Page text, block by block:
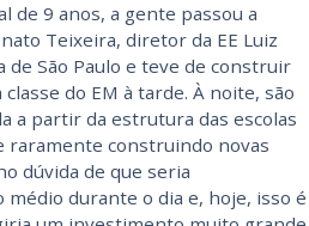
de 9 anos, a gente passou a
Teixeira, diretor da EE Luiz
de São Paulo e teve de construir
do EM à tarde. À noite, são
a partir da estrutura das escolas
raramente construindo novas
dúvida de que seria
durante o dia e, hoje, isso é